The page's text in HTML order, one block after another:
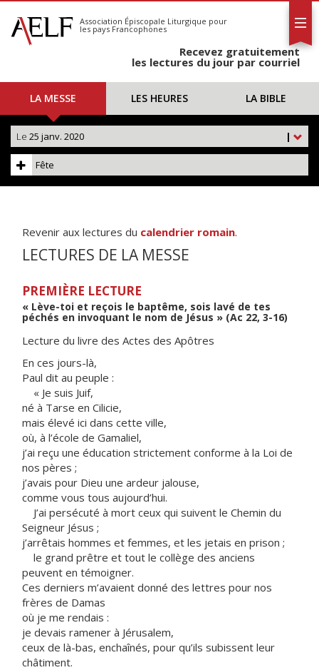
S'abonner
Calendrier
Association Épiscopale Liturgique pour
les pays Francophones
Recevez gratuitement
les lectures du jour par courriel
LA MESSE LES HEURES LA BIBLE
|
Le 25 janv. 2020
Fête
Revenir aux lectures du calendrier romain.
LECTURES DE LA MESSE
PREMIÈRE LECTURE
« Lève-toi et reçois le baptême, sois lavé de tes
péchés en invoquant le nom de Jésus » (Ac 22, 3-16)
Lecture du livre des Actes des Apôtres
En ces jours-là,
Paul dit au peuple :
« Je suis Juif,
né à Tarse en Cilicie,
mais élevé ici dans cette ville,
où, à l’école de Gamaliel,
j’ai reçu une éducation strictement conforme à la Loi de
nos pères ;
j’avais pour Dieu une ardeur jalouse,
comme vous tous aujourd’hui.
J’ai persécuté à mort ceux qui suivent le Chemin du
Seigneur Jésus ;
j’arrêtais hommes et femmes, et les jetais en prison ;
le grand prêtre et tout le collège des anciens
peuvent en témoigner.
Ces derniers m’avaient donné des lettres pour nos
frères de Damas
où je me rendais :
je devais ramener à Jérusalem,
ceux de là-bas, enchaînés, pour qu’ils subissent leur
châtiment.